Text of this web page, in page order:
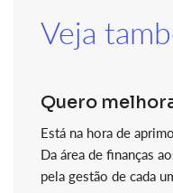
Veja
Quero
Está na hora de
Da área de finanças
pela gestão de cada